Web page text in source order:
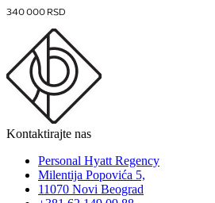
340 000RSD
Kontaktirajte nas
Personal Hyatt Regency
Milentija Popovića 5,
11070 Novi Beograd